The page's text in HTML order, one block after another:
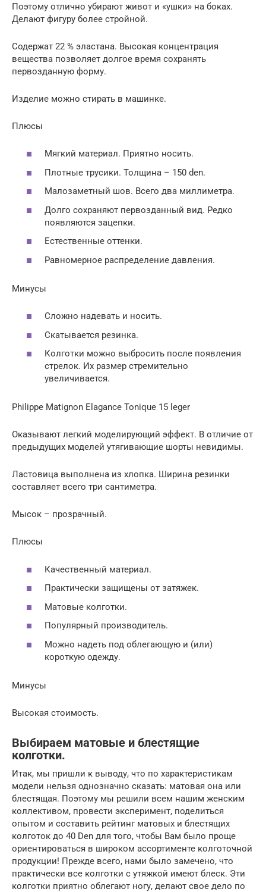
Поэтому отлично убирают живот и «ушки» на боках.
Делают фигуру более стройной.
Содержат 22 % эластана. Высокая концентрация
вещества позволяет долгое время сохранять
первозданную форму.
Изделие можно стирать в машинке.
Плюсы
Мягкий материал. Приятно носить.
Плотные трусики. Толщина – 150 den.
Малозаметный шов. Всего два миллиметра.
Долго сохраняют первозданный вид. Редко
появляются зацепки.
Естественные оттенки.
Равномерное распределение давления.
Минусы
Сложно надевать и носить.
Скатывается резинка.
Колготки можно выбросить после появления
стрелок. Их размер стремительно
увеличивается.
Philippe Matignon Elagance Tonique 15 leger
Оказывают легкий моделирующий эффект. В отличие от
предыдущих моделей утягивающие шорты невидимы.
Ластовица выполнена из хлопка. Ширина резинки
составляет всего три сантиметра.
Мысок – прозрачный.
Плюсы
Качественный материал.
Практически защищены от затяжек.
Матовые колготки.
Популярный производитель.
Можно надеть под облегающую и (или)
короткую одежду.
Минусы
Высокая стоимость.
Выбираем матовые и блестящие
колготки.
Итак, мы пришли к выводу, что по характеристикам
модели нельзя однозначно сказать: матовая она или
блестящая. Поэтому мы решили всем нашим женским
коллективом, провести эксперимент, поделиться
опытом и составить рейтинг матовых и блестящих
колготок до 40 Den для того, чтобы Вам было проще
ориентироваться в широком ассортименте колготочной
продукции! Прежде всего, нами было замечено, что
практически все колготки с утяжкой имеют блеск. Эти
колготки приятно облегают ногу, делают свое дело по